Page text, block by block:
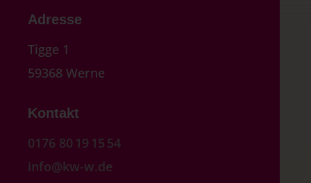
Adresse
Tigge 1
59368 Werne
Kontakt
0176 80 19 15 54
info@kw-w.de